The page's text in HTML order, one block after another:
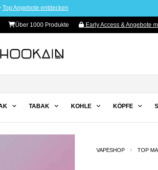
Top Angebote entdecken
Über 1000 Produkte Early Access & Angebote
TABAK KOHLE KÖPFE
VAPESHOP TOP